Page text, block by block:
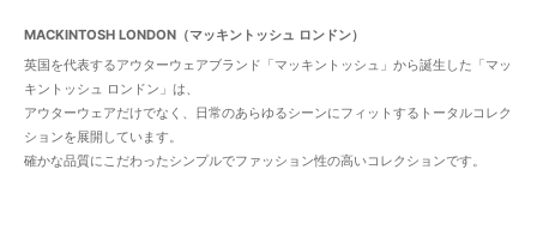
MACKINTOSH LONDON（マッキントッシュ ロンドン）
英国を代表するアウターウェアブランド「マッキントッシュ」から誕生した「マッ
キントッシュ ロンドン」は、
アウターウェアだけでなく、日常のあらゆるシーンにフィットするトータルコレク
ションを展開しています。
確かな品質にこだわったシンプルでファッション性の高いコレクションです。